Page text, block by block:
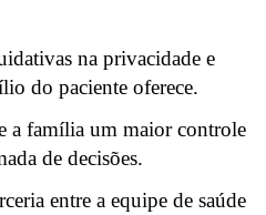
na privacidade e
do paciente oferece.
a família um maior controle
de decisões.
entre a equipe de saúde